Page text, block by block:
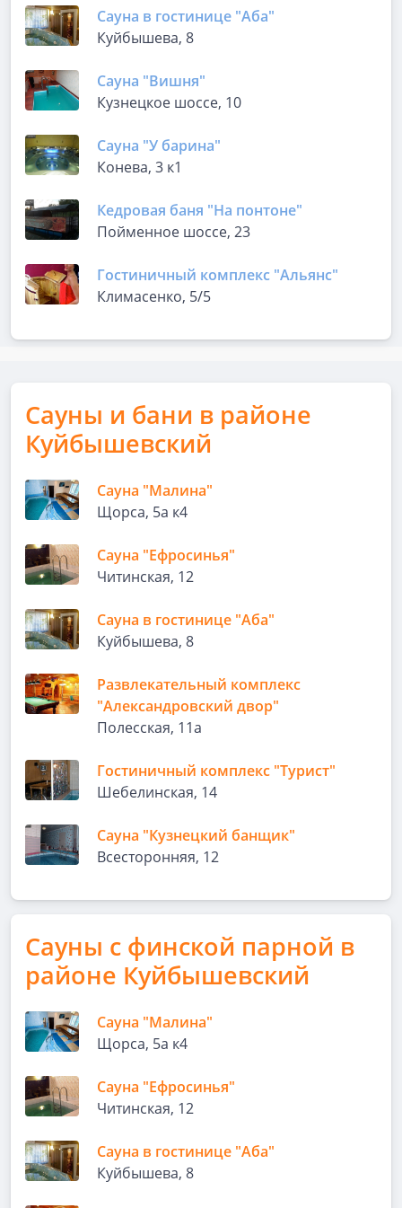
Сауна в гостинице "Аба"
Куйбышева, 8
Сауна "Вишня"
Кузнецкое шоссе, 10
Сауна "У барина"
Конева, 3 к1
Кедровая баня "На понтоне"
Пойменное шоссе, 23
Гостиничный комплекс "Альянс"
Климасенко, 5/5
Сауны и бани в районе
Куйбышевский
Сауна "Малина"
Щорса, 5а к4
Сауна "Ефросинья"
Читинская, 12
Сауна в гостинице "Аба"
Куйбышева, 8
Развлекательный комплекс
"Александровский двор"
Полесская, 11а
Гостиничный комплекс "Турист"
Шебелинская, 14
Сауна "Кузнецкий банщик"
Всесторонняя, 12
Сауны с финской парной в
районе Куйбышевский
Сауна "Малина"
Щорса, 5а к4
Сауна "Ефросинья"
Читинская, 12
Сауна в гостинице "Аба"
Куйбышева, 8